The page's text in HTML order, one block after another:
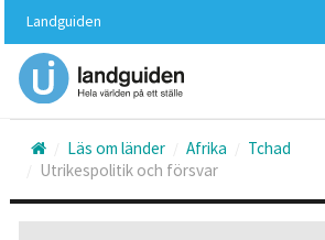
huvudinnehållet
Landguiden
Läs om länder Afrika
Tchad
Utrikespolitik och försvar